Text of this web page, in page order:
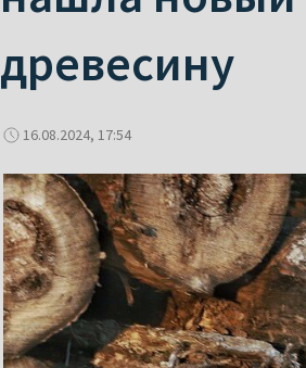
древесину
16.08.2024, 17:54